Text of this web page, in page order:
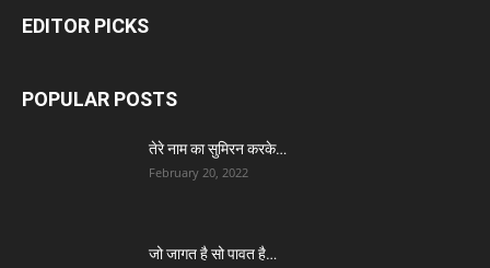
EDITOR PICKS
POPULAR POSTS
तेरे नाम का सुमिरन करके…
February 20, 2022
जो जागत है सो पावत है…